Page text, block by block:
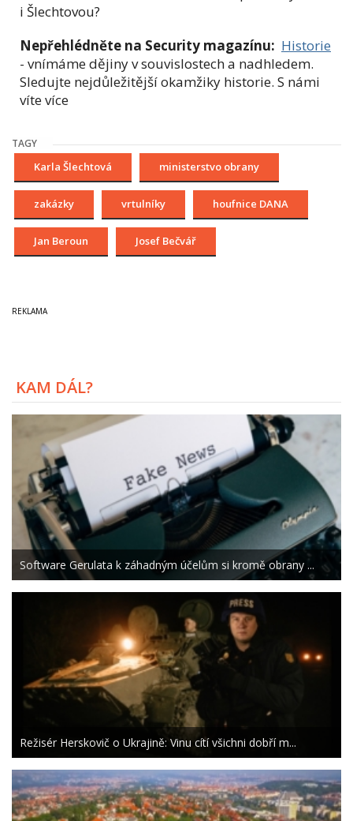
i Šlechtovou?
Nepřehlédněte na Security magazínu: Historie
- vnímáme dějiny v souvislostech a nadhledem.
Sledujte nejdůležitější okamžiky historie. S námi
víte více
TAGY
Karla Šlechtová ministerstvo obrany
zakázky vrtulníky houfnice DANA
Jan Beroun Josef Bečvář
KAM DÁL?
Software Gerulata k záhadným účelům si kromě obrany ...
Režisér Herskovič o Ukrajině: Vinu cítí všichni dobří m...